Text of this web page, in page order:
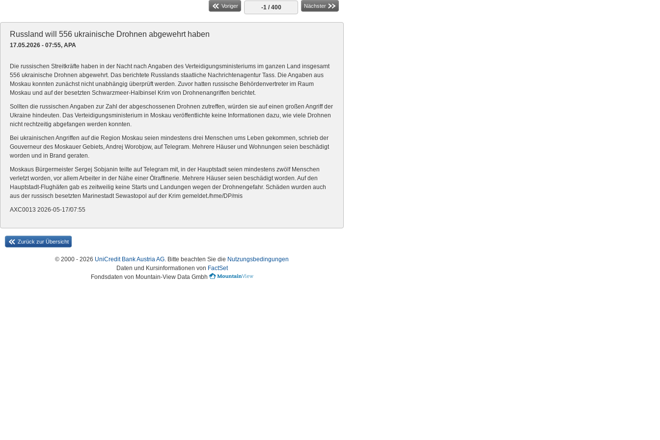
Voriger -1 / 400 Nächster
Russland will 556 ukrainische Drohnen abgewehrt haben
17.05.2026 - 07:55, APA
Die russischen Streitkräfte haben in der Nacht nach Angaben des Verteidigungsministeriums im ganzen Land insgesamt
556 ukrainische Drohnen abgewehrt. Das berichtete Russlands staatliche Nachrichtenagentur Tass. Die Angaben aus
Moskau konnten zunächst nicht unabhängig überprüft werden. Zuvor hatten russische Behördenvertreter im Raum
Moskau und auf der besetzten Schwarzmeer-Halbinsel Krim von Drohnenangriffen berichtet.
Sollten die russischen Angaben zur Zahl der abgeschossenen Drohnen zutreffen, würden sie auf einen großen Angriff der
Ukraine hindeuten. Das Verteidigungsministerium in Moskau veröffentlichte keine Informationen dazu, wie viele Drohnen
nicht rechtzeitig abgefangen werden konnten.
Bei ukrainischen Angriffen auf die Region Moskau seien mindestens drei Menschen ums Leben gekommen, schrieb der
Gouverneur des Moskauer Gebiets, Andrej Worobjow, auf Telegram. Mehrere Häuser und Wohnungen seien beschädigt
worden und in Brand geraten.
Moskaus Bürgermeister Sergej Sobjanin teilte auf Telegram mit, in der Hauptstadt seien mindestens zwölf Menschen
verletzt worden, vor allem Arbeiter in der Nähe einer Ölraffinerie. Mehrere Häuser seien beschädigt worden. Auf den
Hauptstadt-Flughäfen gab es zeitweilig keine Starts und Landungen wegen der Drohnengefahr. Schäden wurden auch
aus der russisch besetzten Marinestadt Sewastopol auf der Krim gemeldet./hme/DP/mis
AXC0013 2026-05-17/07:55
Zurück zur Übersicht
© 2000 - 2026 UniCredit Bank Austria AG. Bitte beachten Sie die Nutzungsbedingungen
Daten und Kursinformationen von FactSet
Fondsdaten von Mountain-View Data Gmbh